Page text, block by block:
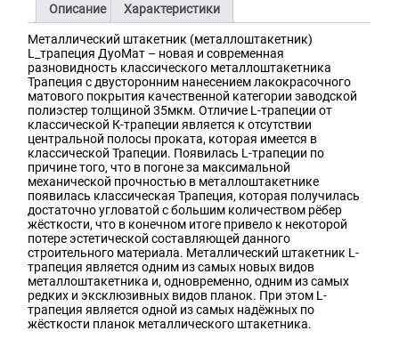
Описание Характеристики
Металлический штакетник (металлоштакетник)
L_трапеция ДуоМат – новая и современная
разновидность классического металлоштакетника
Трапеция с двусторонним нанесением лакокрасочного
матового покрытия качественной категории заводской
полиэстер толщиной 35мкм. Отличие L-трапеции от
классической К-трапеции является к отсутствии
центральной полосы проката, которая имеется в
классической Трапеции. Появилась L-трапеции по
причине того, что в погоне за максимальной
механической прочностью в металлоштакетнике
появилась классическая Трапеция, которая получилась
достаточно угловатой с большим количеством рёбер
жёсткости, что в конечном итоге привело к некоторой
потере эстетической составляющей данного
строительного материала. Металлический штакетник L-
трапеция является одним из самых новых видов
металлоштакетника и, одновременно, одним из самых
редких и эксклюзивных видов планок. При этом L-
трапеция является одной из самых надёжных по
жёсткости планок металлического штакетника.